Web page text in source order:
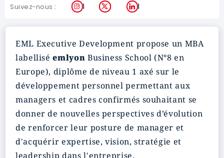
Suivez-nous : Instagram
X LinkedIn
EML Executive Development propose un MBA
labelliséemlyon Business School (N°8 en
Europe), diplôme de niveau 1 axé sur le
développement personnel permettant aux
managers et cadres confirmés souhaitant se
donner de nouvelles perspectives d’évolution
de renforcer leur posture de manager et
d'acquérir expertise, vision, stratégie et
leadership dans l'entreprise.